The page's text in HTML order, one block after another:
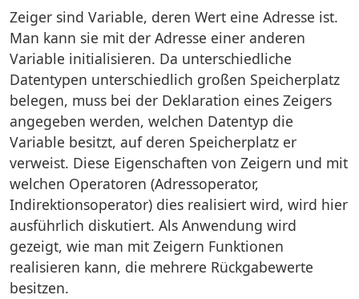
Zeiger sind Variable, deren Wert eine Adresse ist.
Man kann sie mit der Adresse einer anderen
Variable initialisieren. Da unterschiedliche
Datentypen unterschiedlich großen Speicherplatz
belegen, muss bei der Deklaration eines Zeigers
angegeben werden, welchen Datentyp die
Variable besitzt, auf deren Speicherplatz er
verweist. Diese Eigenschaften von Zeigern und mit
welchen Operatoren (Adressoperator,
Indirektionsoperator) dies realisiert wird, wird hier
ausführlich diskutiert. Als Anwendung wird
gezeigt, wie man mit Zeigern Funktionen
realisieren kann, die mehrere Rückgabewerte
besitzen.